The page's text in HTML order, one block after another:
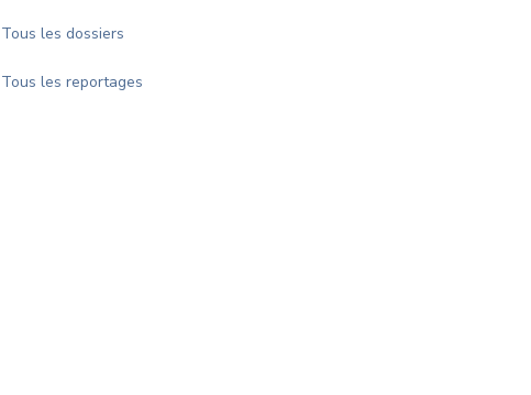
Tous les dossiers
Tous les reportages